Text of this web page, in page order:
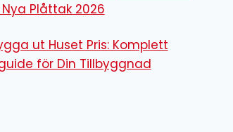
Plåttak 2026
ut Huset Pris: Komplett
för Din Tillbyggnad